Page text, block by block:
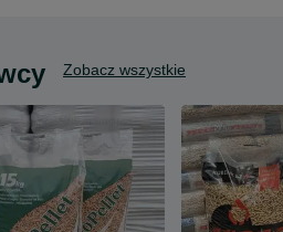
Zobacz wszystkie